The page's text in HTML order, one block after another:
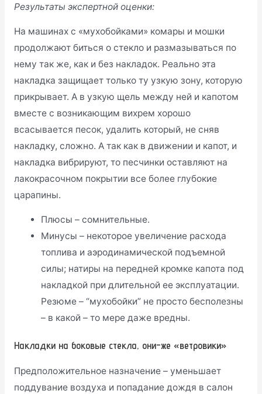
Результаты экспертной оценки:
На машинах с «мухобойками» комары и мошки
продолжают биться о стекло и размазываться по
нему так же, как и без накладок. Реально эта
накладка защищает только ту узкую зону, которую
прикрывает. А в узкую щель между ней и капотом
вместе с возникающим вихрем хорошо
всасывается песок, удалить который, не сняв
накладку, сложно. А так как в движении и капот, и
накладка вибрируют, то песчинки оставляют на
лакокрасочном покрытии все более глубокие
царапины.
Плюсы – сомнительные.
Минусы – некоторое увеличение расхода
топлива и аэродинамической подъемной
силы; натиры на передней кромке капота под
накладкой при длительной ее эксплуатации.
Резюме – “мухобойки” не просто бесполезны
– в какой – то мере даже вредны.
Накладки на боковые стекла, они-же «ветровики»
Предположительное назначение – уменьшает
поддувание воздуха и попадание дождя в салон